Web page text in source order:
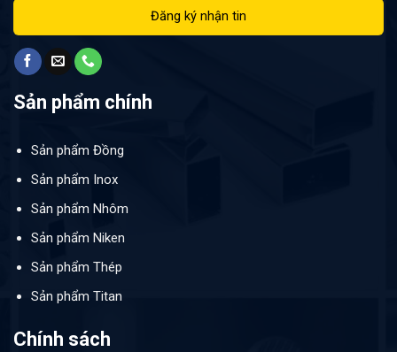
Sản phẩm chính
Sản phẩm Đồng
Sản phẩm Inox
Sản phẩm Nhôm
Sản phẩm Niken
Sản phẩm Thép
Sản phẩm Titan
Chính sách